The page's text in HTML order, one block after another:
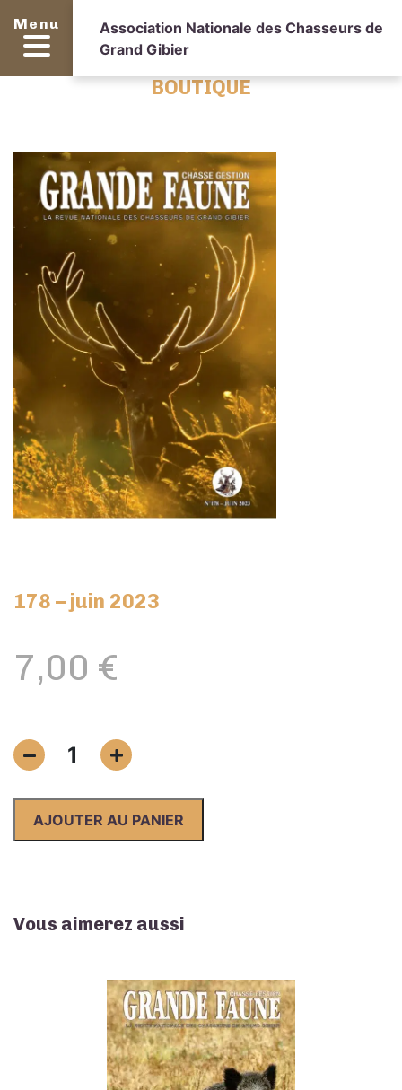
Menu
Association Nationale des Chasseurs de
Grand Gibier
BOUTIQUE
178 – juin 2023
7,00 €
quantité
de
juin
1
AJOUTER AU PANIER
Vous aimerez aussi